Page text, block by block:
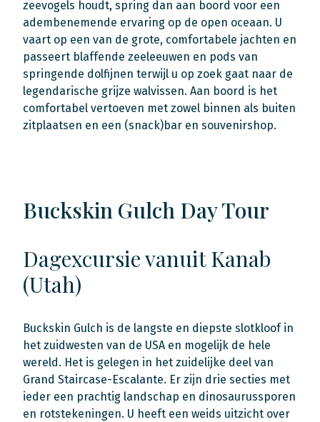
zeevogels houdt, spring dan aan boord voor een
adembenemende ervaring op de open oceaan. U
vaart op een van de grote, comfortabele jachten en
passeert blaffende zeeleeuwen en pods van
springende dolfijnen terwijl u op zoek gaat naar de
legendarische grijze walvissen. Aan boord is het
comfortabel vertoeven met zowel binnen als buiten
zitplaatsen en een (snack)bar en souvenirshop.
Buckskin Gulch Day Tour
Dagexcursie vanuit Kanab
(Utah)
Buckskin Gulch is de langste en diepste slotkloof in
het zuidwesten van de USA en mogelijk de hele
wereld. Het is gelegen in het zuidelijke deel van
Grand Staircase-Escalante. Er zijn drie secties met
ieder een prachtig landschap en dinosaurussporen
en rotstekeningen. U heeft een weids uitzicht over